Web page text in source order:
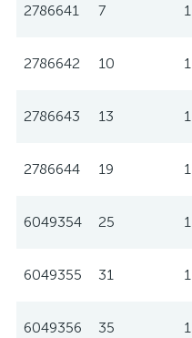
2786641 7
2786642 10
2786643 13
2786644 19
6049354 25
6049355 31
6049356 35